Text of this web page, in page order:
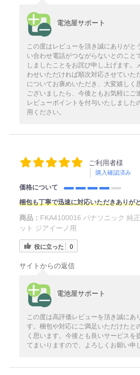
電池屋サポート
この度はレビューを頂き誠にありがと
い合わせ電話がつながらないとのこと
しましたことをお詫び申し上げます。
わせいただければ順次対応させていた
についてお褒めいただき、大変嬉しく
ございましたら、今後ともお気軽にご
レビューポイントを付与いたしました
用ください。
ご利用者様
購入確認済み
価格について
梱包も丁寧で迅速に対応いただきありが
商品： FKA4100016 パナソニック 純
ット ジアイーノ用
役に立った 0
サイトからの返信
電池屋サポート
この度は高評価レビューを頂き誠にあ
す。梱包や対応にご満足いただけたと
く思います。今後とも良いサービスを
てまいりますので、よろしくお願い申